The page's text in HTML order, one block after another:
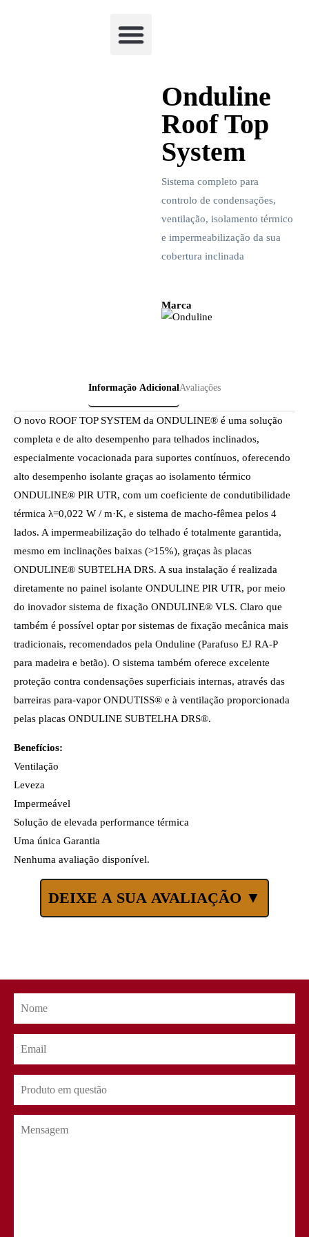
Onduline
Roof Top
System
Sistema completo para
controlo de condensações,
ventilação, isolamento térmico
e impermeabilização da sua
cobertura inclinada
Marca
Informação AdicionalAvaliações
O novo ROOF TOP SYSTEM da ONDULINE® é uma solução
completa e de alto desempenho para telhados inclinados,
especialmente vocacionada para suportes contínuos, oferecendo
alto desempenho isolante graças ao isolamento térmico
ONDULINE® PIR UTR, com um coeficiente de condutibilidade
térmica λ=0,022 W / m·K, e sistema de macho-fêmea pelos 4
lados. A impermeabilização do telhado é totalmente garantida,
mesmo em inclinações baixas (>15%), graças às placas
ONDULINE® SUBTELHA DRS. A sua instalação é realizada
diretamente no painel isolante ONDULINE PIR UTR, por meio
do inovador sistema de fixação ONDULINE® VLS. Claro que
também é possível optar por sistemas de fixação mecânica mais
tradicionais, recomendados pela Onduline (Parafuso EJ RA-P
para madeira e betão). O sistema também oferece excelente
proteção contra condensações superficiais internas, através das
barreiras para-vapor ONDUTISS® e à ventilação proporcionada
pelas placas ONDULINE SUBTELHA DRS®.
Benefícios:
Ventilação
Leveza
Impermeável
Solução de elevada performance térmica
Uma única Garantia
Nenhuma avaliação disponível.
DEIXE A SUA AVALIAÇÃO ▼